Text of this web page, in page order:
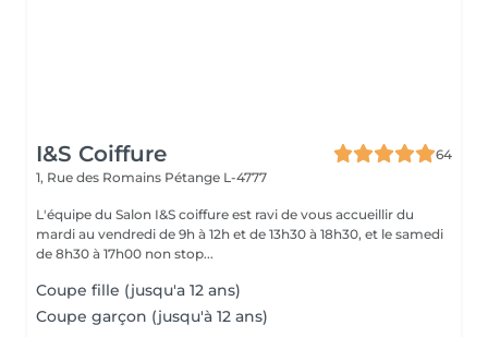
I&S Coiffure
64
1, Rue des Romains Pétange L-4777
L'équipe du Salon I&S coiffure est ravi de vous accueillir du
mardi au vendredi de 9h à 12h et de 13h30 à 18h30, et le samedi
de 8h30 à 17h00 non stop...
Coupe fille (jusqu'a 12 ans)
Coupe garçon (jusqu'à 12 ans)